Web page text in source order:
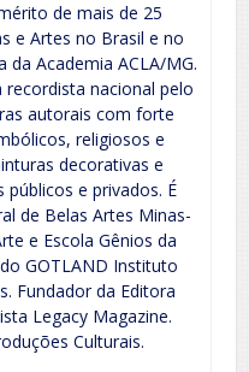
de mais de 25
e Artes no Brasil e no
da Academia ACLA/MG.
nacional pelo
autorais com forte
religiosos e
decorativas e
e privados. É
de Belas Artes Minas-
e Escola Gênios da
GOTLAND Instituto
Fundador da Editora
Legacy Magazine.
Culturais.